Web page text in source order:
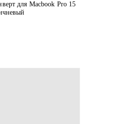
для Macbook Pro 15